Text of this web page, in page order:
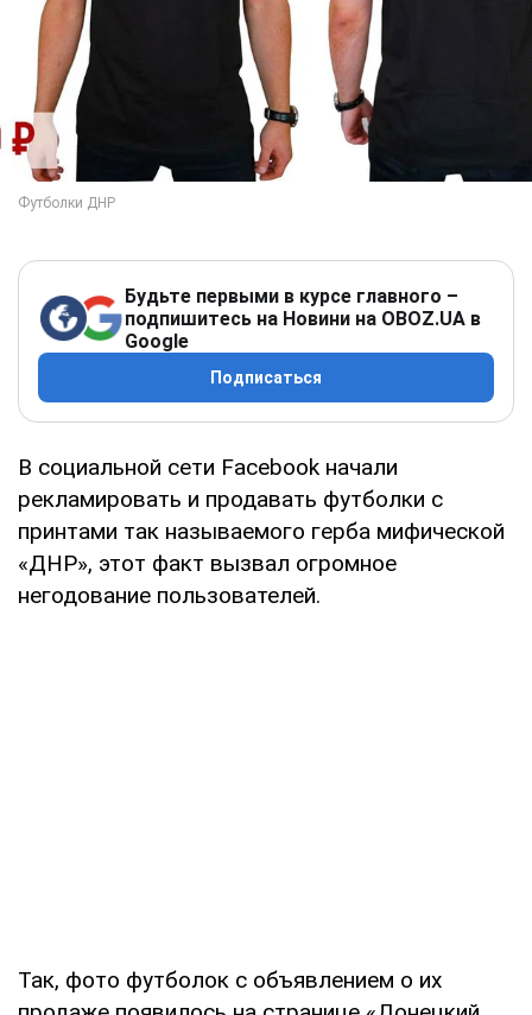
Будьте первыми в курсе главного –
подпишитесь на Новини на OBOZ.UA в
Google
Подписаться
В социальной сети Facebook начали
рекламировать и продавать футболки с
принтами так называемого герба мифической
«ДНР», этот факт вызвал огромное
негодование пользователей.
Так, фото футболок с объявлением о их